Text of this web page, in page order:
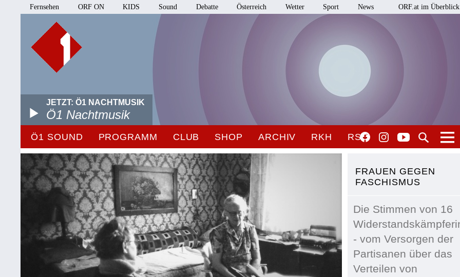
Fernsehen ORF ON KIDS Sound Debatte Österreich Wetter Sport News ORF.at im Überblick
JETZT: Ö1 NACHTMUSIK
Ö1 Nachtmusik
Ö1 SOUND PROGRAMM CLUB SHOP ARCHIV RKH RSO
FRAUEN GEGEN
FASCHISMUS
Die Stimmen von 16
- vom Versorgen der
Partisanen über das
Verteilen von